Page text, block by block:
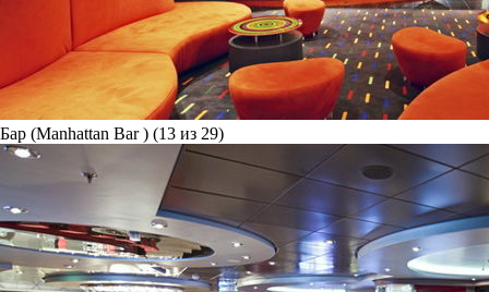
Бар (Manhattan Bar ) (13 из 29)